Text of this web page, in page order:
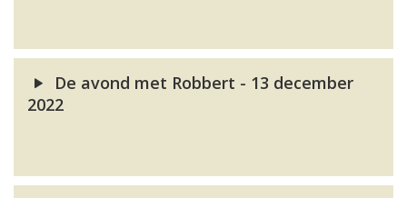
De avond met Robbert - 13 december
2022